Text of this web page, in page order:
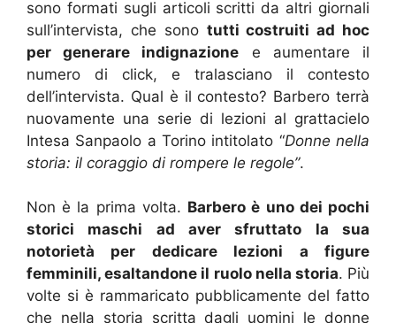
sono formati sugli articoli scritti da altri giornali
sull’intervista, che sono tutti costruiti ad hoc
per generare indignazione e aumentare il
numero di click, e tralasciano il contesto
dell’intervista. Qual è il contesto? Barbero terrà
nuovamente una serie di lezioni al grattacielo
Intesa Sanpaolo a Torino intitolato “Donne nella
storia: il coraggio di rompere le regole”.
Non è la prima volta. Barbero è uno dei pochi
storici maschi ad aver sfruttato la sua
notorietà per dedicare lezioni a figure
femminili, esaltandone il ruolo nella storia. Più
volte si è rammaricato pubblicamente del fatto
che nella storia scritta dagli uomini le donne